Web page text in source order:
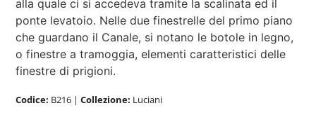
alla quale ci si accedeva tramite la scalinata ed il
ponte levatoio. Nelle due finestrelle del primo piano
che guardano il Canale, si notano le botole in legno,
o finestre a tramoggia, elementi caratteristici delle
finestre di prigioni.
Codice: B216 |Collezione: Luciani